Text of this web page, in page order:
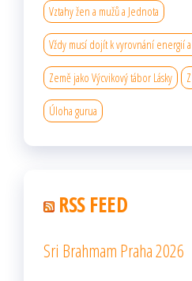
Vztahy žen a mužů a Jednota
Vždy musí dojít k vyrovnání energií
Země jako Výcvikový tábor Lásky
Úloha gurua
RSS FEED
Sri Brahmam Praha 2026